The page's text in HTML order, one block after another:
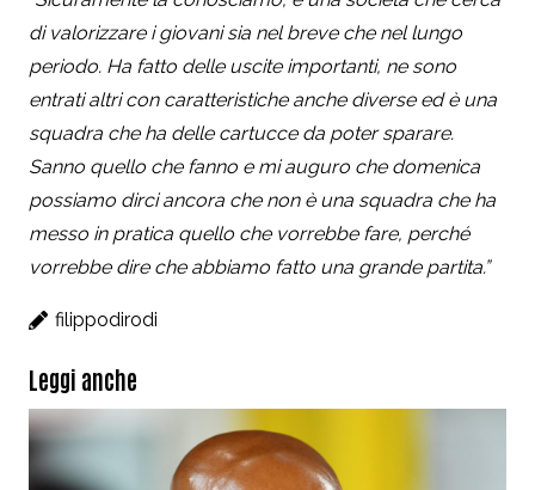
di valorizzare i giovani sia nel breve che nel lungo
periodo. Ha fatto delle uscite importanti, ne sono
entrati altri con caratteristiche anche diverse ed è una
squadra che ha delle cartucce da poter sparare.
Sanno quello che fanno e mi auguro che domenica
possiamo dirci ancora che non è una squadra che ha
messo in pratica quello che vorrebbe fare, perché
vorrebbe dire che abbiamo fatto una grande partita.”
filippodirodi
Leggi anche